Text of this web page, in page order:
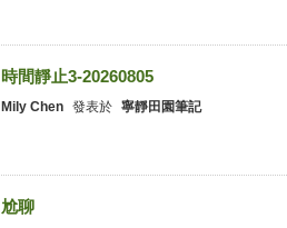
時間靜止3-20260805
Mily Chen 發表於 寧靜田園筆記
尬聊